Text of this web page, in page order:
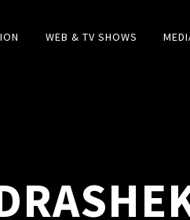
WEB & TV SHOWS